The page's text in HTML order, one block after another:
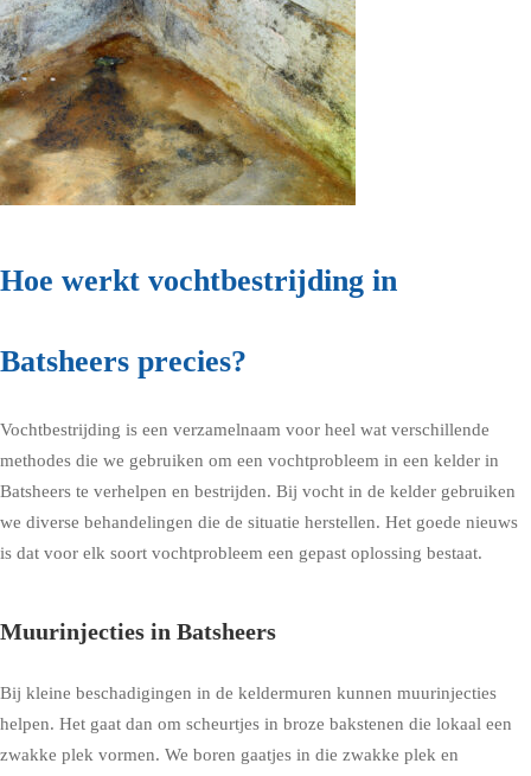
Hoe werkt vochtbestrijding in
Batsheers precies?
Vochtbestrijding is een verzamelnaam voor heel wat verschillende
methodes die we gebruiken om een vochtprobleem in een kelder in
Batsheers te verhelpen en bestrijden. Bij vocht in de kelder gebruiken
we diverse behandelingen die de situatie herstellen. Het goede nieuws
is dat voor elk soort vochtprobleem een gepast oplossing bestaat.
Muurinjecties in Batsheers
Bij kleine beschadigingen in de keldermuren kunnen muurinjecties
helpen. Het gaat dan om scheurtjes in broze bakstenen die lokaal een
zwakke plek vormen. We boren gaatjes in die zwakke plek en